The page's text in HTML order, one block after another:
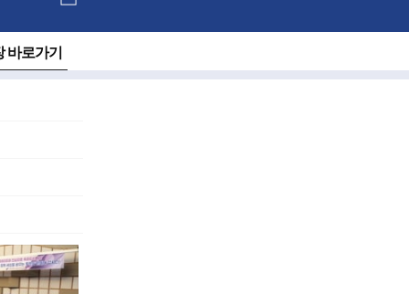
보
내
기
바로가기